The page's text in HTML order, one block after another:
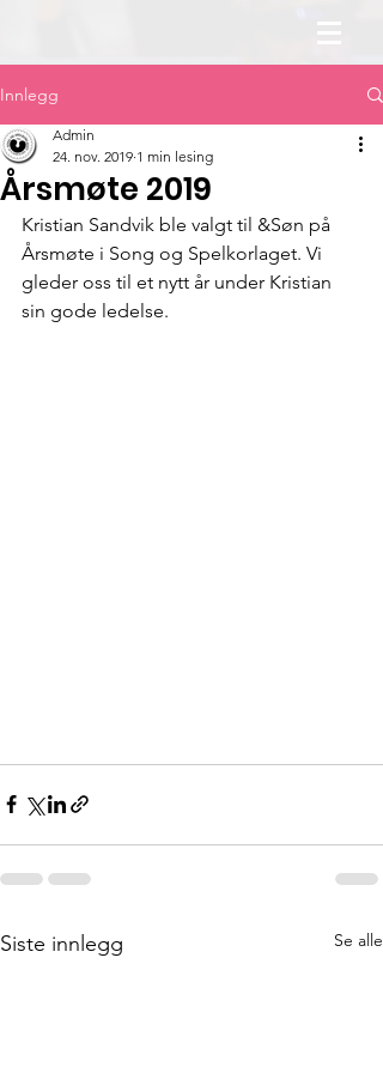
Innlegg
Årsmøte 2019
Admin
24. nov. 2019 1 min lesing
Kristian Sandvik ble valgt til &Søn på
Årsmøte i Song og Spelkorlaget. Vi
gleder oss til et nytt år under Kristian
sin gode ledelse.
Siste innlegg Se alle